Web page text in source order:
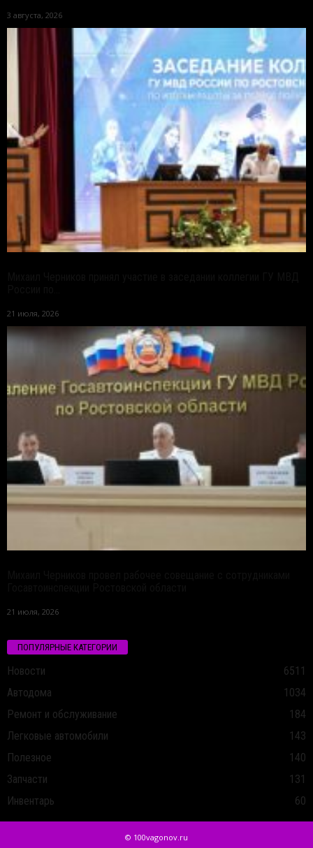
3 августа, 2026
21 июля, 2026
21 июля, 2026
ПОПУЛЯРНЫЕ КАТЕГОРИИ
Новости
6511
Автодома
1034
Ремонт и обслуживание
184
Легковые автомобили
143
Полезное
140
Запчасти
131
Инвентарь
60
© 100vagonov.ru